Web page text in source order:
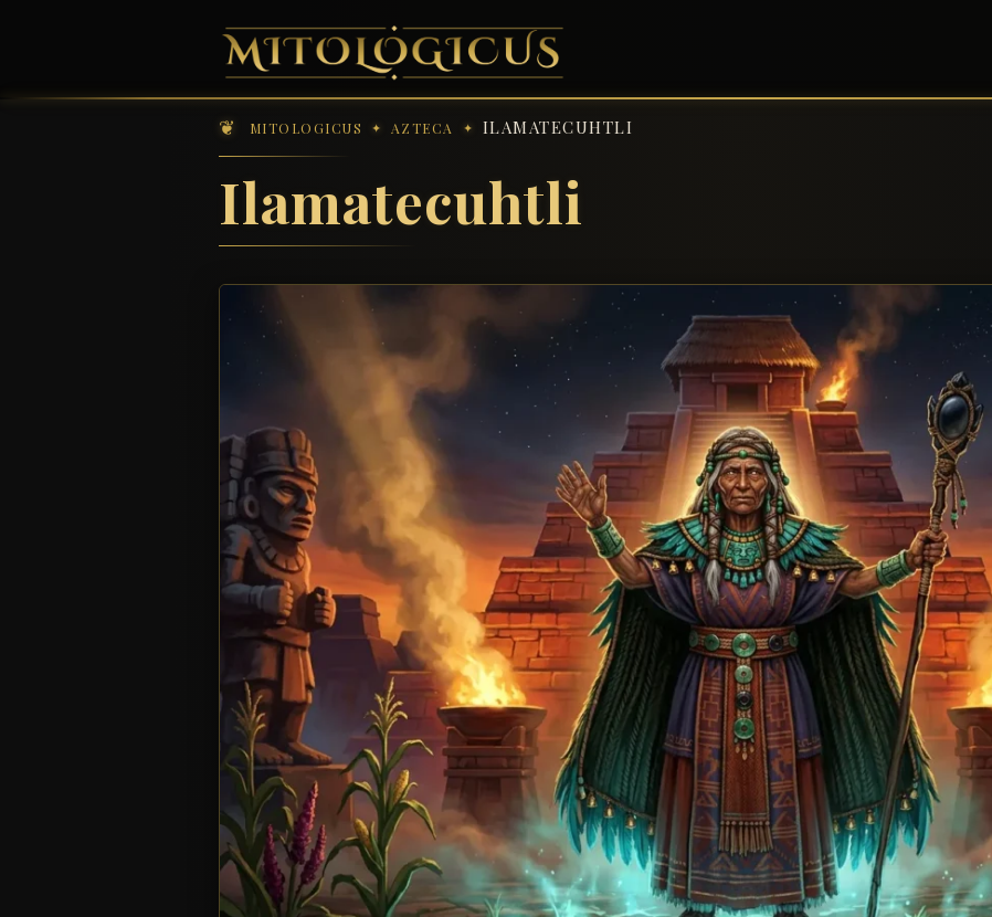
MITOLOGICUS AZTECA ILAMATECUHTLI
Ilamatecuhtli